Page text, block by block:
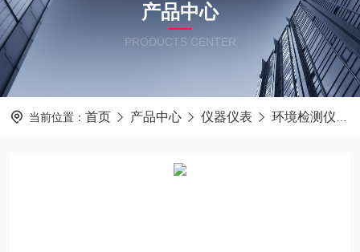
产品中心
PRODUCTS CENTER
当前位置： 首页 产品中心 仪器仪表 环境检测仪器